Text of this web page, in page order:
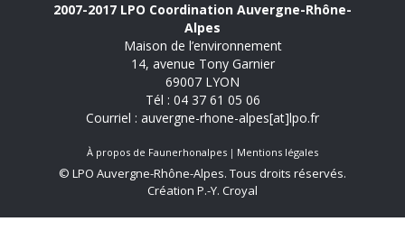
2007-2017 LPO Coordination Auvergne-Rhône-
Alpes
Maison de l’environnement
14, avenue Tony Garnier
69007 LYON
Tél : 04 37 61 05 06
Courriel : auvergne-rhone-alpes[at]lpo.fr
À propos de Faunerhonalpes Mentions légales
© LPO Auvergne-Rhône-Alpes. Tous droits réservés.
Création P.-Y. Croyal